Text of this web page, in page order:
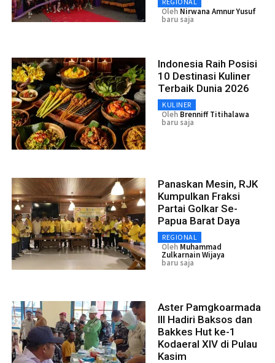
Oleh Nirwana Amnur Yusuf
baru saja
Indonesia Raih Posisi
10 Destinasi Kuliner
Terbaik Dunia 2026
KULINER
Oleh Brenniff Titihalawa
baru saja
Panaskan Mesin, RJK
Kumpulkan Fraksi
Partai Golkar Se-
Papua Barat Daya
REGIONAL
Oleh Muhammad
Zulkarnain Wijaya
baru saja
Aster Pamgkoarmada
III Hadiri Baksos dan
Bakkes Hut ke-1
Kodaeral XIV di Pulau
Kasim